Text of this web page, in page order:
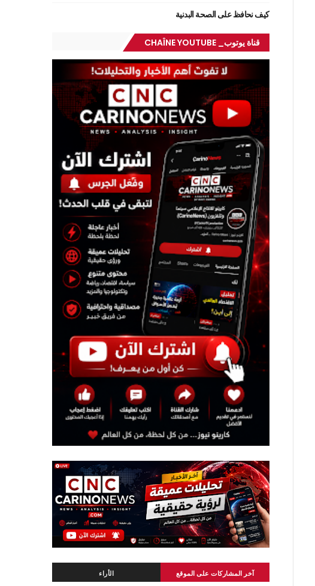
كيف نحافظ على الصحة البدنية
قناة يوتوب_ CHAÎNE YOUTUBE
آخر المشاركات على الموقع الأراء